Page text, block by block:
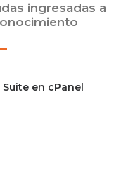
ingresadas a
en cPanel